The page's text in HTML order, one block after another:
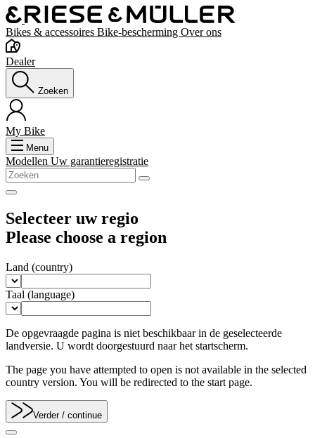
Bikes & accessoires Bike-bescherming Over ons
Dealer
Zoeken
My Bike
Menu
Modellen Uw garantieregistratie
Selecteer uw regio
Please choose a region
Land (country)
Taal (language)
De opgevraagde pagina is niet beschikbaar in de geselecteerde
landversie. U wordt doorgestuurd naar het startscherm.
The page you have attempted to open is not available in the selected
country version. You will be redirected to the start page.
Verder / continue